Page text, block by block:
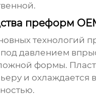
преформ
технологий
давлением
формы.
и